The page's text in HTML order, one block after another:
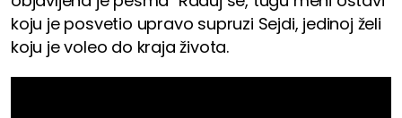
koju je posvetio upravo supruzi Sejdi, jedinoj želi
koju je voleo do kraja života.